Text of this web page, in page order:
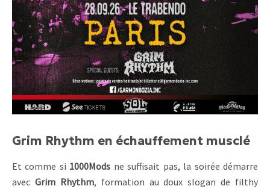
Grim Rhythm en échauffement musclé
Et comme si 1000Mods ne suffisait pas, la soirée démarre
avec Grim Rhythm, formation au doux slogan de filthy